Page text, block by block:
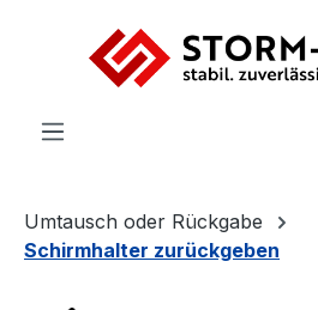
Zum Hauptinhalt springen
Umtausch oder Rückgabe
Schirmhalter zurückgeben